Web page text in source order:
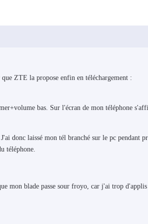
ZTE la propose enfin en téléchargement :
bas. Sur l'écran de mon téléphone
donc laissé mon tél branché sur le pc pendant
téléphone.
mon blade passe sour froyo, car j'ai trop